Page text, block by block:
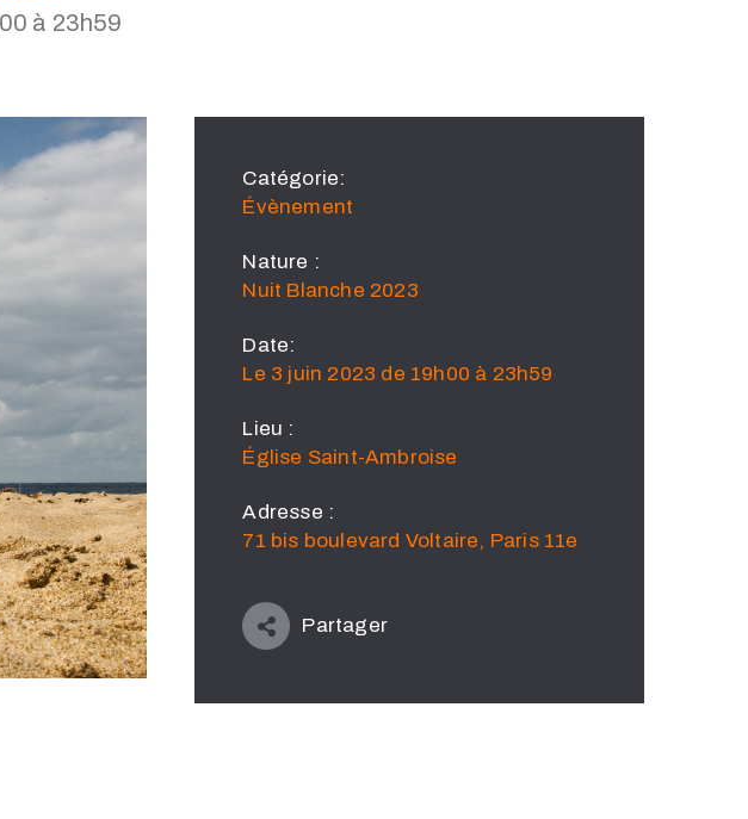
à 23h59
Catégorie:
Évènement
Nature :
Nuit Blanche 2023
Date:
Le 3 juin 2023 de 19h00 à 23h59
Lieu :
Église Saint-Ambroise
Adresse :
71 bis boulevard Voltaire, Paris 11e
Partager